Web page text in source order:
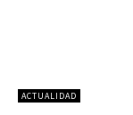
ACTUALIDAD